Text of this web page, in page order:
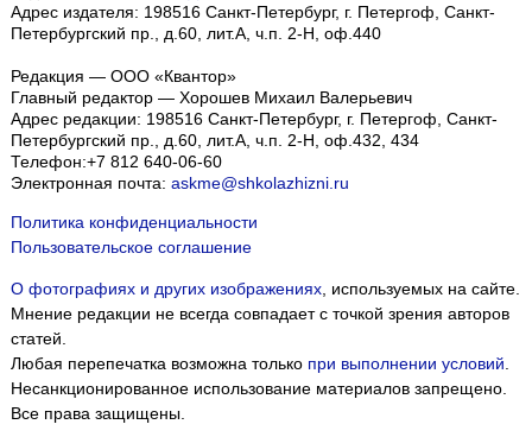
Адрес издателя: 198516 Санкт-Петербург, г. Петергоф, Санкт-
Петербургский пр., д.60, лит.А, ч.п. 2-Н, оф.440
Редакция — ООО «Квантор»
Главный редактор — Хорошев Михаил Валерьевич
Адрес редакции: 198516 Санкт-Петербург, г. Петергоф Санкт-
Петербургский пр., д.60, лит.А, ч.п. 2-Н, оф.432, 434
Телефон:+7 812 640-06-60
Электронная почта: askme@shkolazhizni.ru
Политика конфиденциальности
Пользовательское соглашение
О фотографиях и других изображениях, используемых на сайте.
Мнение редакции не всегда совпадает с точкой зрения авторов
статей.
Любая перепечатка возможна только при выполнении условий
Несанкционированное использование материалов запрещено.
Все права защищены.